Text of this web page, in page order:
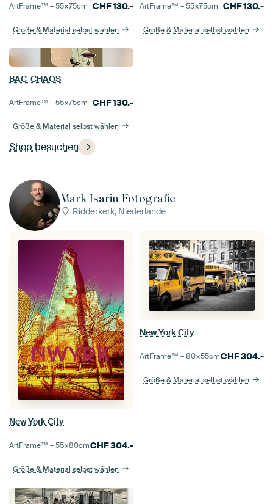
Shop besuchen
ArtFrame™ –55×75cm CHF130.-
Größe & Material selbst wählen
ArtFrame™ –55×75cm CHF130.-
Größe & Material selbst wählen
BAC_CHAOS
ArtFrame™ –55×75cm CHF130.-
Größe & Material selbst wählen
Mark Isarin Fotografie
Ridderkerk, Niederlande
New York City
ArtFrame™ –55×80cmCHF304.-
Größe & Material selbst wählen
New York City
ArtFrame™ –80×55cmCHF304.-
Größe & Material selbst wählen